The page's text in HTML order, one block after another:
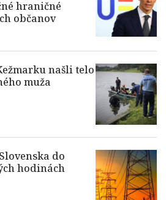
hraničné
občanov
našli telo
muža
do
hodinách